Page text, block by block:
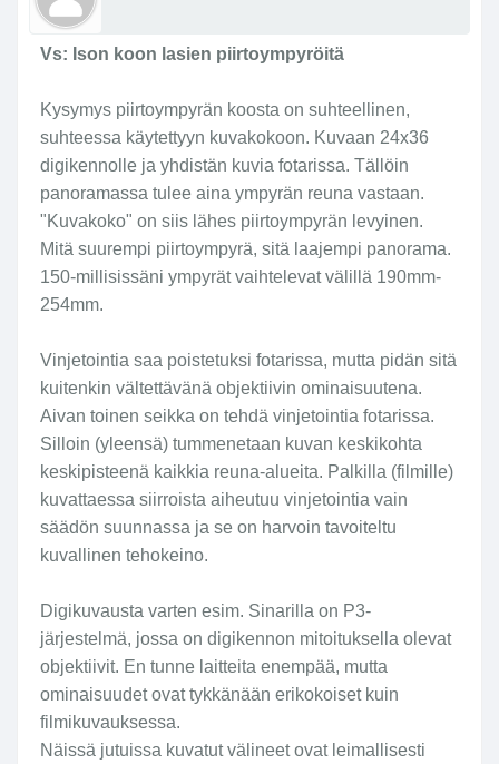
harrastaja nykyään käytä isossa koossa
Vs: Ison koon lasien piirtoympyröitä
Kysymys piirtoympyrän koosta on suhteellinen,
suhteessa käytettyyn kuvakokoon. Kuvaan 24x36
digikennolle ja yhdistän kuvia fotarissa. Tällöin
panoramassa tulee aina ympyrän reuna vastaan.
"Kuvakoko" on siis lähes piirtoympyrän levyinen.
Mitä suurempi piirtoympyrä, sitä laajempi panorama.
150-millisissäni ympyrät vaihtelevat välillä 190mm-
254mm.
Vinjetointia saa poistetuksi fotarissa, mutta pidän sitä
kuitenkin vältettävänä objektiivin ominaisuutena.
Aivan toinen seikka on tehdä vinjetointia fotarissa.
Silloin (yleensä) tummenetaan kuvan keskikohta
keskipisteenä kaikkia reuna-alueita. Palkilla (filmille)
kuvattaessa siirroista aiheutuu vinjetointia vain
säädön suunnassa ja se on harvoin tavoiteltu
kuvallinen tehokeino.
Digikuvausta varten esim. Sinarilla on P3-
järjestelmä, jossa on digikennon mitoituksella olevat
objektiivit. En tunne laitteita enempää, mutta
ominaisuudet ovat tykkänään erikokoiset kuin
filmikuvauksessa.
Näissä jutuissa kuvatut välineet ovat leimallisesti